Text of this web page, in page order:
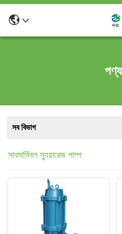
পণ্য
সব বিভাগ
সাবমার্সিবল স্যুয়ারেজ পাম্প